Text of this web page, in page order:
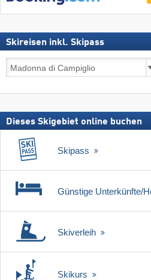
Skireisen inkl. Skipass
Skireisen
inkl.
Dieses Skigebiet online buchen
Skipass
Günstige Unterkünfte/
Skiverleih
Skikurs